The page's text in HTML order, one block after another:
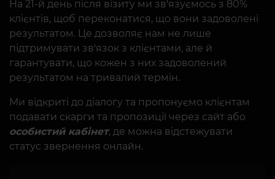
На 21-й день після візиту ми зв'язуємось з 80%
клієнтів, щоб переконатися, що вони задоволені
результатом. Це дозволяє нам не лише
підтримувати зв'язок з клієнтами, але й
гарантувати, що кожен з них задоволений
результатом на тривалий термін.
Ми відкриті до діалогу та пропонуємо клієнтам
подавати скарги та пропозиції через сайт або
особистий кабінет, де можна відстежувати
статус звернення онлайн.